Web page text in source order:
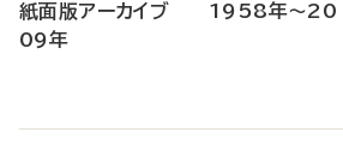
紙面版アーカイブ 1958年～20
09年